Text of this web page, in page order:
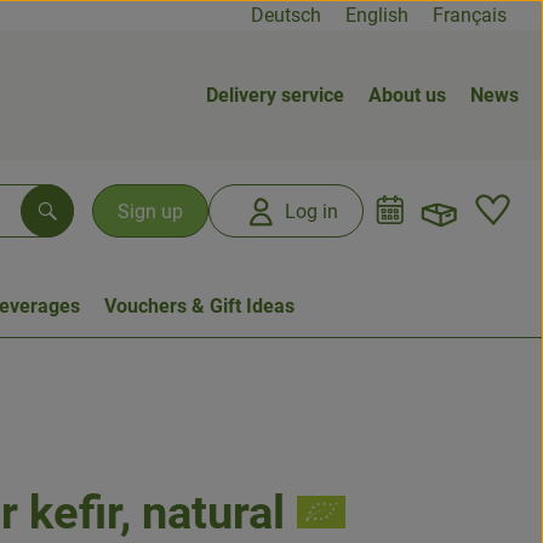
Deutsch English Français
Delivery service About us News
Sign up Log in Open
Search
Vouchers & Gift Ideas
kefir, natural